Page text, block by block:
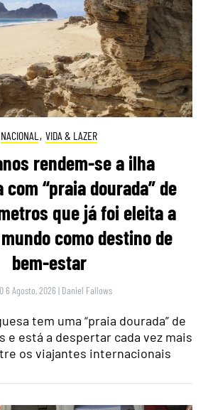
NACIONAL , VIDA & LAZER
rendem-se a ilha
“praia dourada” de
que já foi eleita a
como destino de
bem-estar
6 Agosto, 2026 | Daniel Fallows
tem uma “praia dourada” de
e está a despertar cada vez mais
os viajantes internacionais